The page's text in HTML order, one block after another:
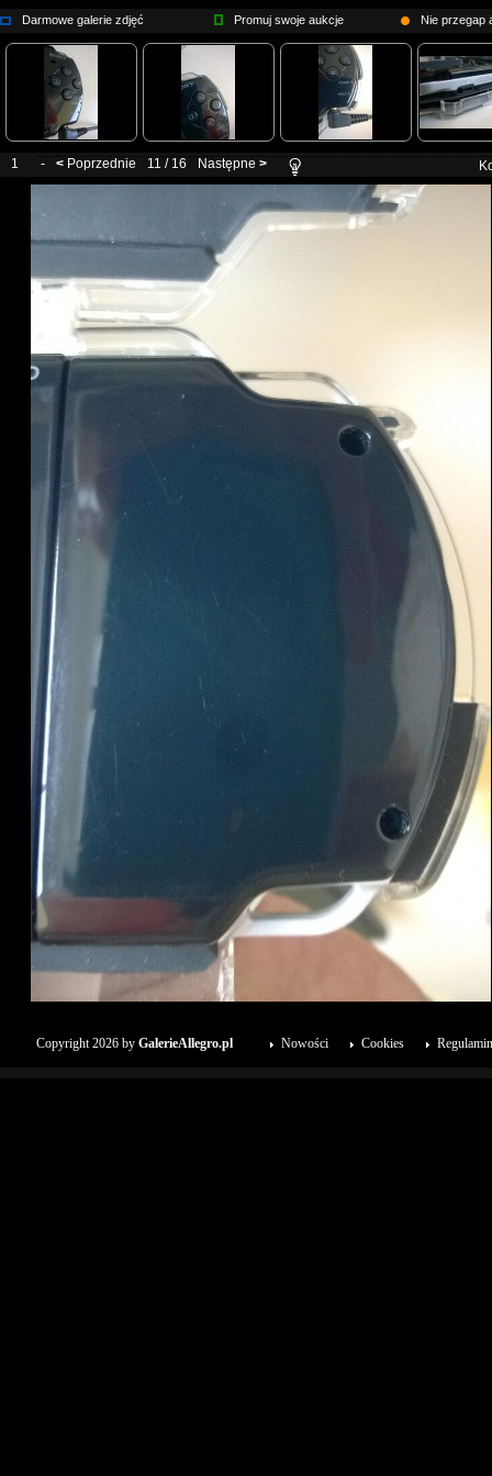
Darmowe galerie zdjęć Promuj swoje aukcje Nie przegap
1 - < Poprzednie 11 / 16 Następne >
Copyright 2026 by GalerieAllegro.pl Regulamin
Cookies
Nowości